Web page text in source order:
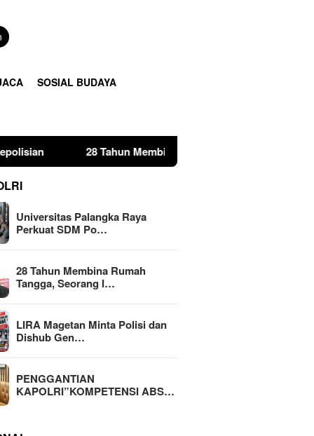
SOSIAL BUDAYA
28 Tahun Membina Rumah Tangga, Seorang Ibu Lima
Universitas Palangka Raya
Perkuat SDM Po…
28 Tahun Membina Rumah
Tangga, Seorang I…
LIRA Magetan Minta Polisi dan
Dishub Gen…
PENGGANTIAN
KAPOLRI”KOMPETENSI ABS…